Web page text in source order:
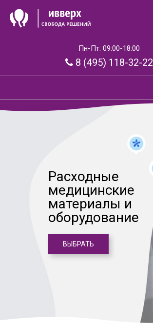
Пн-Пт: 09:00-18:00
8 (495) 118-32-22
Расходные
медицинские
материалы и
оборудование
ВЫБРАТЬ